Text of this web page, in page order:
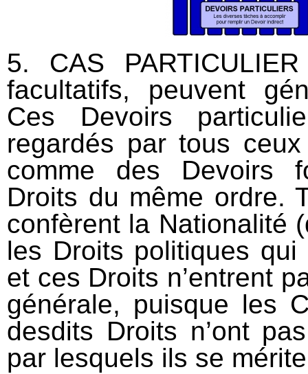
5. CAS
facultatifs, peuvent
Ces Devoirs
regardés par tous
comme des Devoirs
Droits du même ordre.
confèrent la Nationalité
les Droits politiques
et ces Droits n’entrent
générale, puisque les
desdits Droits n’ont
par lesquels ils se